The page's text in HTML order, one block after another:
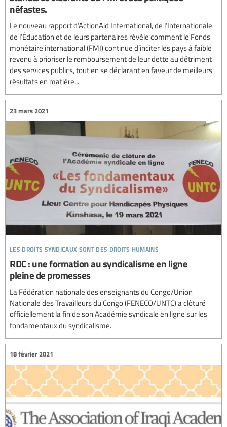
néfastes.
Le nouveau rapport d’ActionAid International, de l’Internationale
de l’Éducation et de leurs partenaires révèle comment le Fonds
monétaire international (FMI) continue d’inciter les pays à faible
revenu à prioriser le remboursement de leur dette au détriment
des services publics, tout en se déclarant en faveur de meilleurs
résultats en matière...
les droits syndicaux sont des droits humains
23 mars 2021
RDC : une formation au syndicalisme en ligne
pleine de promesses
La Fédération nationale des enseignants du Congo/Union
Nationale des Travailleurs du Congo (FENECO/UNTC) a clôturé
officiellement la fin de son Académie syndicale en ligne sur les
fondamentaux du syndicalisme.
18 février 2021